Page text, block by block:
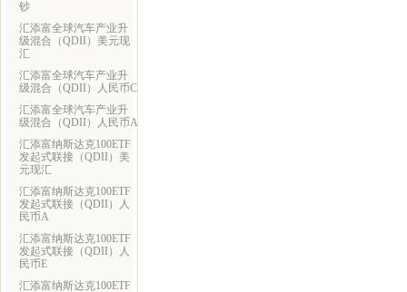
钞
汇添富全球汽车产业升
级混合（QDII）美元现
汇
汇添富全球汽车产业升
级混合（QDII）人民币C
汇添富全球汽车产业升
级混合（QDII）人民币A
汇添富纳斯达克100ETF
发起式联接（QDII）美
元现汇
汇添富纳斯达克100ETF
发起式联接（QDII）人
民币A
汇添富纳斯达克100ETF
发起式联接（QDII）人
民币E
汇添富纳斯达克100ETF